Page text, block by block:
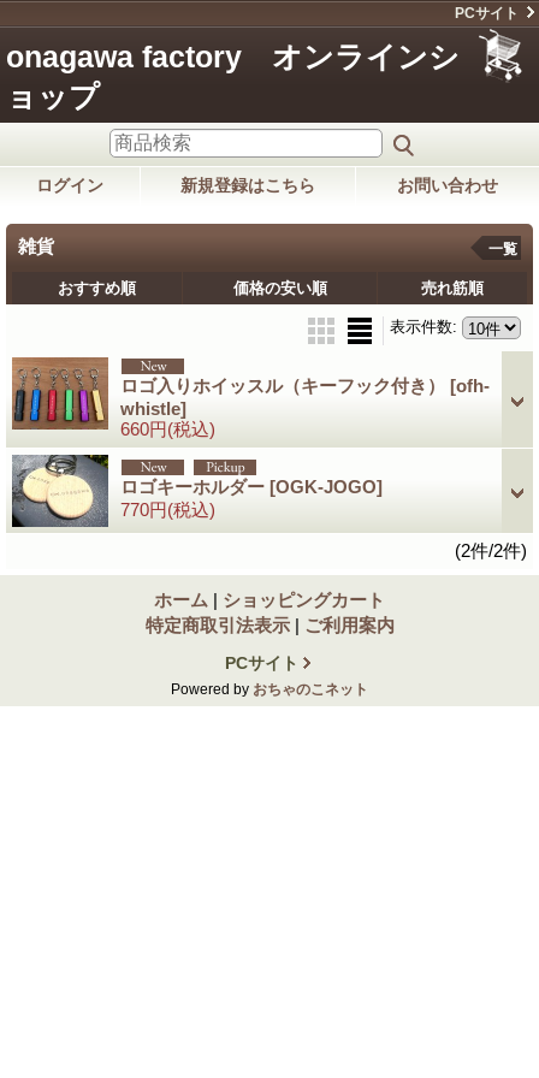
PCサイト
onagawa factory オンラインシ
ョップ
ログイン 新規登録はこちら お問い合わせ
雑貨 一覧
おすすめ順 価格の安い順 売れ筋順
表示件数:
ロゴ入りホイッスル（キーフック付き） [ofh-
whistle]
660円(税込)
ロゴキーホルダー [OGK-JOGO]
770円(税込)
(2件/2件)
ホーム | ショッピングカート
特定商取引法表示 | ご利用案内
PCサイト
Powered by おちゃのこネット